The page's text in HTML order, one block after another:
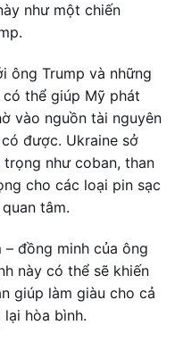
như một chiến
ông Trump và những
thể giúp Mỹ phát
vào nguồn tài nguyên
được. Ukraine sở
như coban, than
cho các loại pin sạc
tâm.
– đồng minh của ông
này có thể sẽ khiến
giúp làm giàu cho cả
hòa bình.